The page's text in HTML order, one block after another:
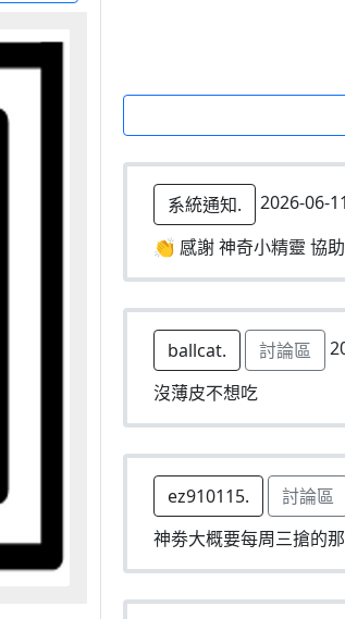
系統通知.
2026-06-11
👏 感謝 神奇小精靈 協
ballcat. 討論區
沒薄皮不想吃
ez910115. 討論區
神劵大概要每周三搶的